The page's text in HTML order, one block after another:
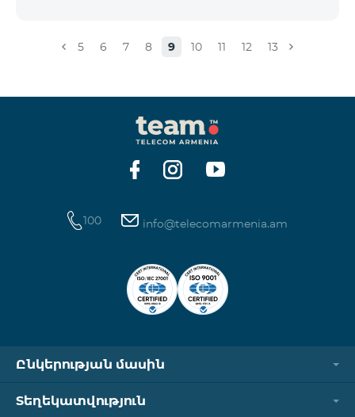
5 6 7 8 9 10 11 12 13
100 info@telecomarmenia.am
Ընկերության մասին
Տեղեկատվություն